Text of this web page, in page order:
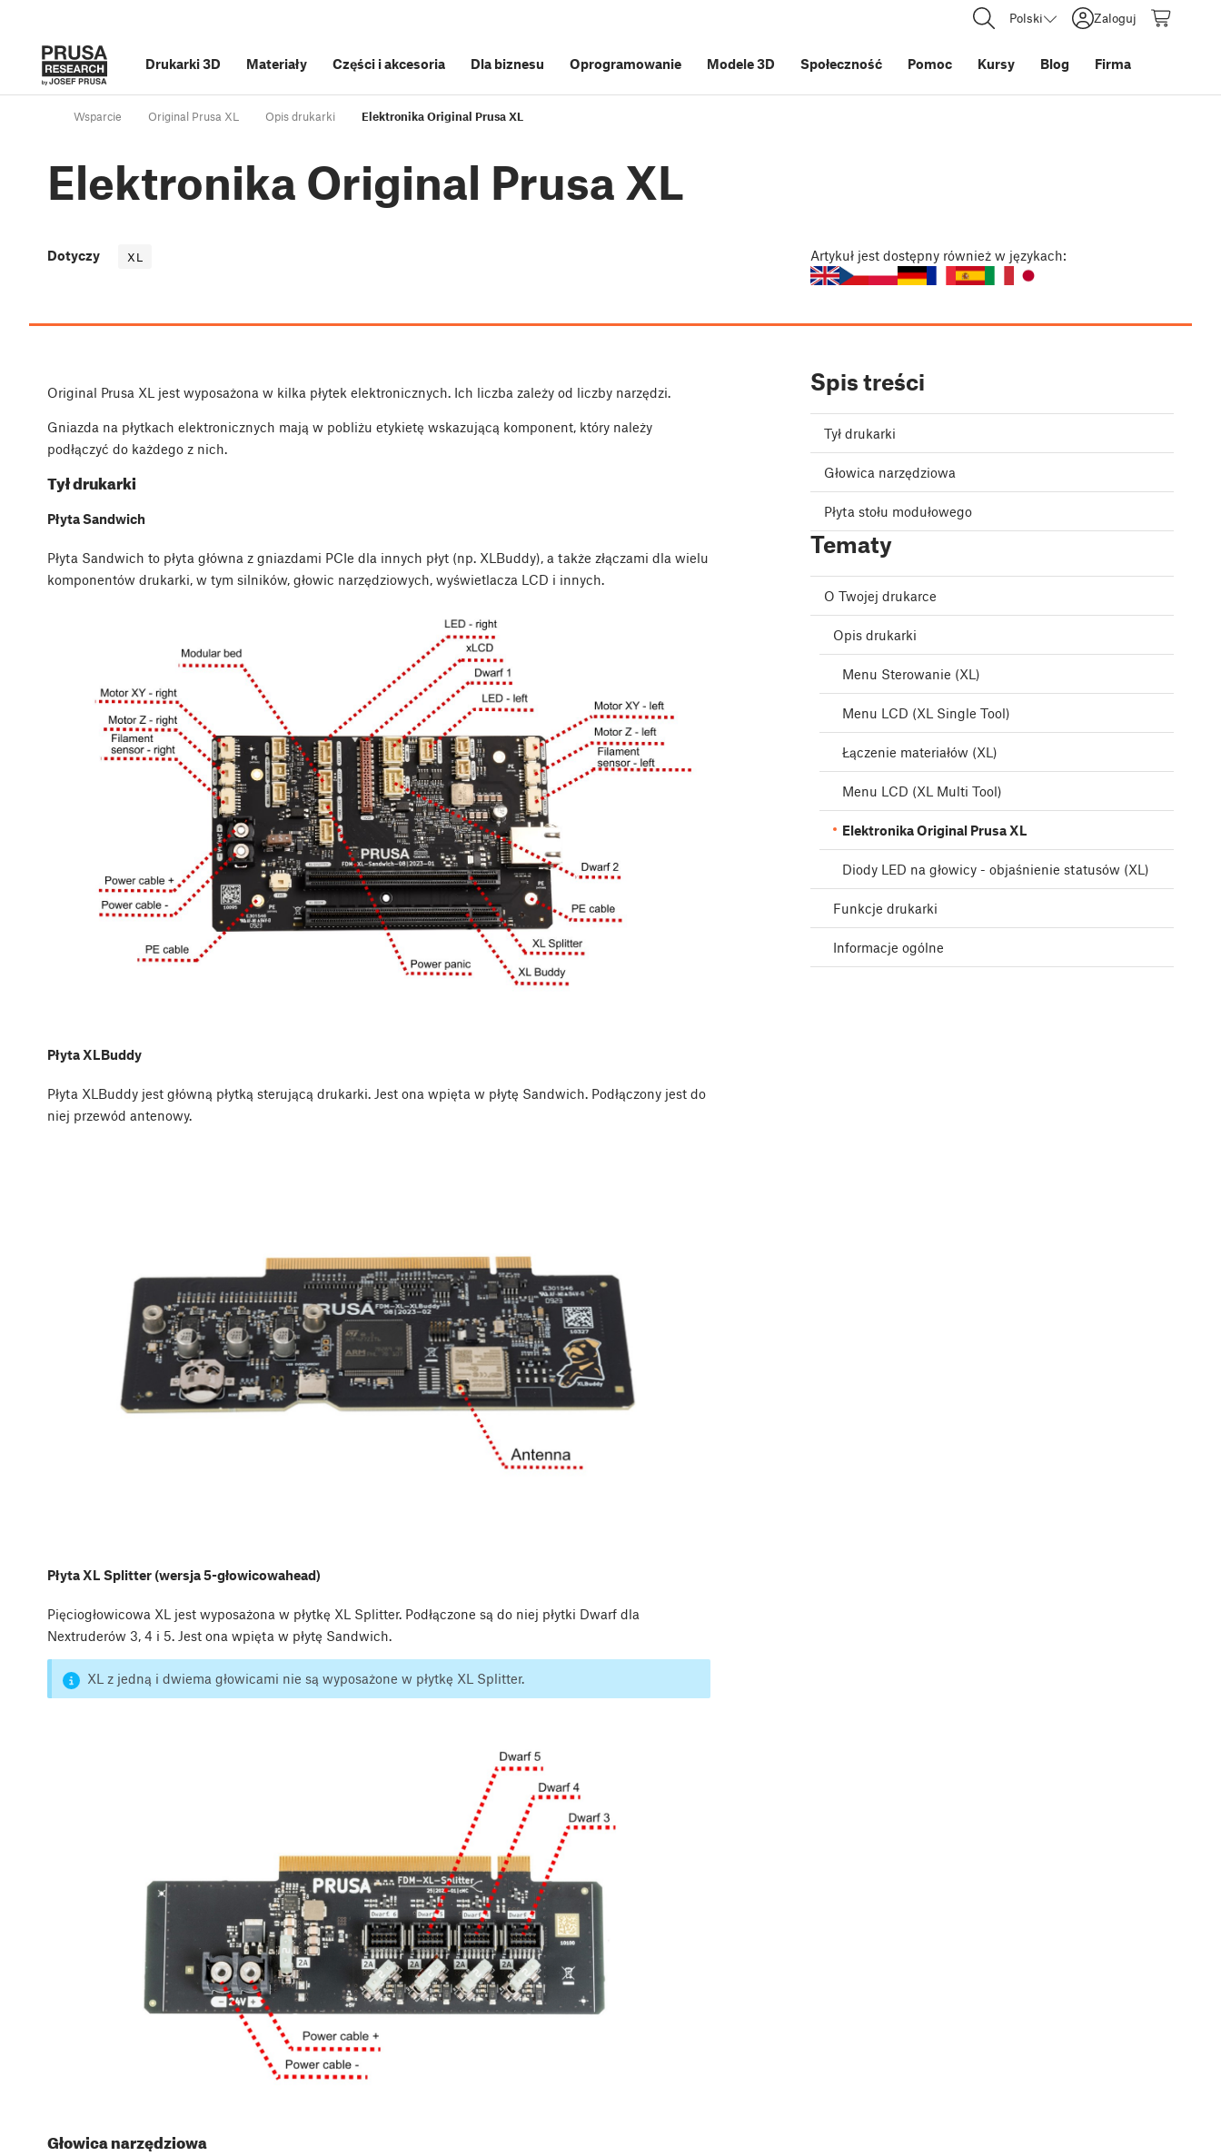
Polski Zaloguj
Drukarki 3D Materiały Części i akcesoria Dla biznesu Oprogramowanie Modele 3D Społeczność Pomoc Kursy Blog Firma
Wsparcie Original Prusa XL Opis drukarki Elektronika Original Prusa XL
Elektronika Original Prusa XL
Dotyczy XL Artykuł jest dostępny również w językach:
Original Prusa XL jest wyposażona w kilka płytek elektronicznych. Ich liczba zależy od liczby narzędzi.
Gniazda na płytkach elektronicznych mają w pobliżu etykietę wskazującą komponent, który należy
podłączyć do każdego z nich.
Tył drukarki
Płyta Sandwich
Płyta Sandwich to płyta główna z gniazdami PCIe dla innych płyt (np. XLBuddy), a także złączami dla wielu
komponentów drukarki, w tym silników, głowic narzędziowych, wyświetlacza LCD i innych.
Płyta XLBuddy
Płyta XLBuddy jest główną płytką sterującą drukarki. Jest ona wpięta w płytę Sandwich. Podłączony jest do
niej przewód antenowy.
Płyta XL Splitter (wersja 5-głowicowahead)
Pięciogłowicowa XL jest wyposażona w płytkę XL Splitter. Podłączone są do niej płytki Dwarf dla
Nextruderów 3, 4 i 5. Jest ona wpięta w płytę Sandwich.
XL z jedną i dwiema głowicami nie są wyposażone w płytkę XL Splitter.
Głowica narzędziowa
Spis treści
Tył drukarki
Głowica narzędziowa
Płyta stołu modułowego
Tematy
O Twojej drukarce
Opis drukarki
Menu Sterowanie (XL)
Menu LCD (XL Single Tool)
Łączenie materiałów (XL)
Menu LCD (XL Multi Tool)
Elektronika Original Prusa XL
Diody LED na głowicy - objaśnienie statusów (XL)
Funkcje drukarki
Informacje ogólne